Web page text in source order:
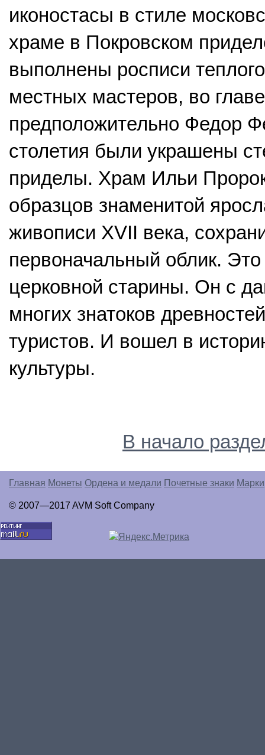
иконостасы в стиле
храме в Покровском
выполнены росписи
местных мастеров, во
предположительно Федор
столетия были украшены
приделы. Храм Ильи
образцов знаменитой
живописи XVII века,
первоначальный облик.
церковной старины. Он с
многих знатоков
туристов. И вошел в
культуры.
В начало
Главная Монеты Ордена и медали Почетные знаки Марки
© 2007—2017 AVM Soft Company